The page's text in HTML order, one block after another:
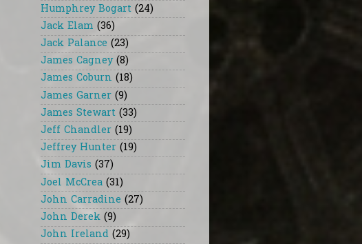
Humphrey Bogart (24)
Jack Elam (36)
Jack Palance (23)
James Cagney (8)
James Coburn (18)
James Garner (9)
James Stewart (33)
Jeff Chandler (19)
Jeffrey Hunter (19)
Jim Davis (37)
Joel McCrea (31)
John Carradine (27)
John Derek (9)
John Ireland (29)